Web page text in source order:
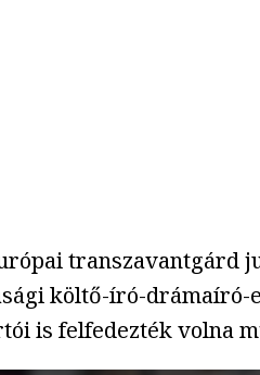
transzavantgárd
költő-író-
is felfedezték volna